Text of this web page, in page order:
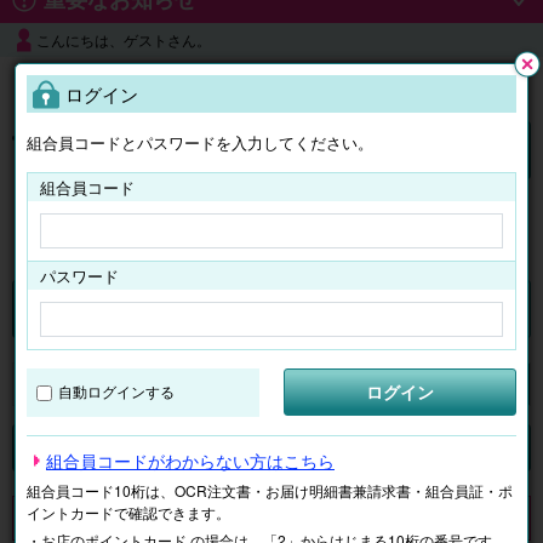
こんにちは、ゲストさん。
よくある質問
ログイン
チケット マイページ
検索
申し訳ございません。 現在、該当商品は、お取扱いしておりません。
ログイン
組合員コードとパスワードを入力してください。
組合員コード
パスワード
自動ログインする ログイン
組合員コードがわからない方はこちら
組合員コード10桁は、OCR注文書・お届け明細書兼請求書・組合員証・ポ
イントカードで確認できます。